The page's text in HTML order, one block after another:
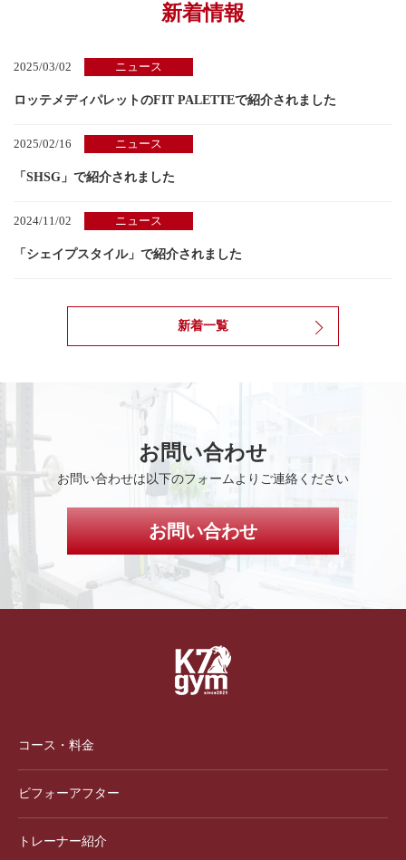
新着情報
2025/03/02 ニュース
ロッテメディパレットのFIT PALETTEで紹介されました
2025/02/16 ニュース
「SHSG」で紹介されました
2024/11/02 ニュース
「シェイプスタイル」で紹介されました
新着一覧
お問い合わせ
お問い合わせは以下のフォームよりご連絡ください
お問い合わせ
コース・料金
ビフォーアフター
トレーナー紹介